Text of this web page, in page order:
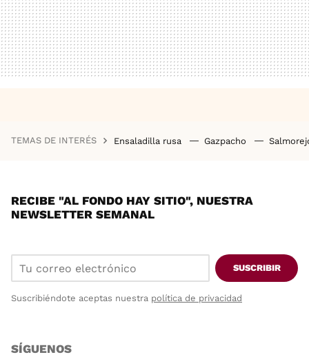
TEMAS DE INTERÉS Ensaladilla rusa Gazpacho
RECIBE "AL FONDO HAY SITIO", NUESTRA
NEWSLETTER SEMANAL
SUSCRIBIR
Suscribiéndote aceptas nuestra política de privacidad
SÍGUENOS